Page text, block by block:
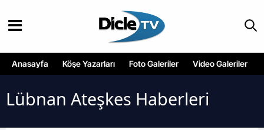
Anasayfa Köşe Yazarları Foto Galeriler Video Galeriler
Lübnan Ateşkes Haberleri